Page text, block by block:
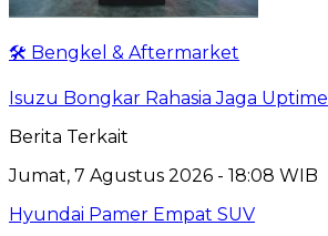
🛠️ Bengkel & Aftermarket
Isuzu Bongkar Rahasia Jaga Uptime
Berita Terkait
Jumat, 7 Agustus 2026 - 18:08 WIB
Hyundai Pamer Empat SUV